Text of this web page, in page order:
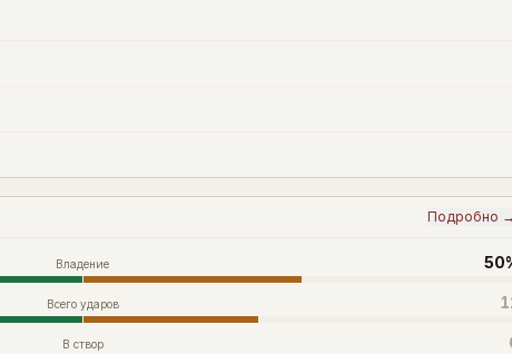
Подробно
Владение
Всего ударов
В створ